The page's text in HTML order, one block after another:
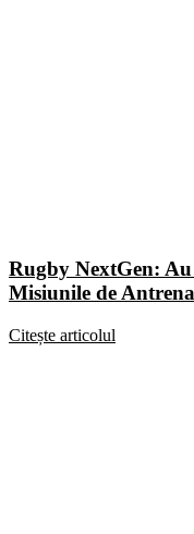
Rugby NextGen:
Misiunile de
Citește articolul